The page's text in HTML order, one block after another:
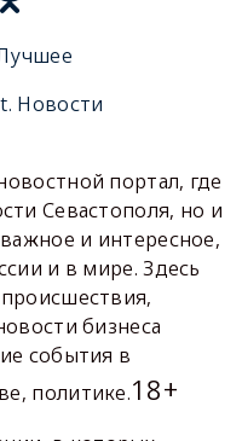
Новости
портал, где
Севастополя, но и
и интересное,
и в мире. Здесь
бизнеса
события в
политике.18+